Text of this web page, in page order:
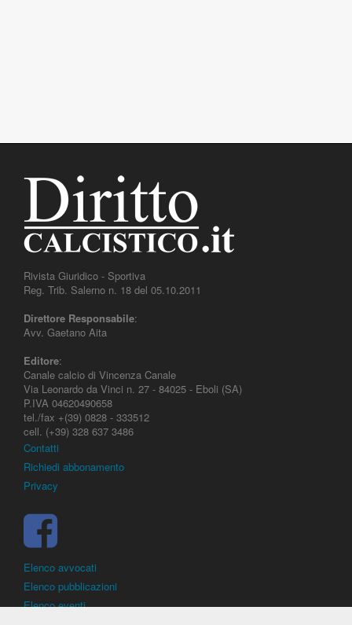
Rivista Giuridico - Sportiva
Reg. Trib. Salerno n. 18 del 05.10.2011
Direttore Responsabile:
Avv. Gaetano Aita
Editore:
Canale calcio di Vincenza Canale
Via Leonardo da Vinci n. 27 - 84025 - Eboli (SA)
P.IVA 04620490658
tel./fax +(39) 0828 - 333512
cell. (+39) 328 637 3486
Contatti
Richiedi abbonamento
Privacy
Elenco avvocati
Elenco pubblicazioni
Elenco eventi